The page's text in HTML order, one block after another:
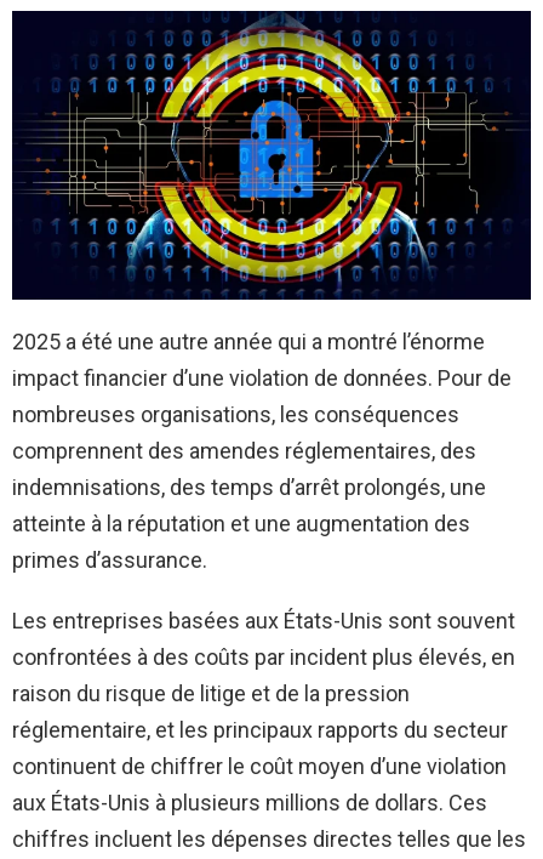
2025 a été une autre année qui a montré l’énorme
impact financier d’une violation de données. Pour de
nombreuses organisations, les conséquences
comprennent des amendes réglementaires, des
indemnisations, des temps d’arrêt prolongés, une
atteinte à la réputation et une augmentation des
primes d’assurance.
Les entreprises basées aux États-Unis sont souvent
confrontées à des coûts par incident plus élevés, en
raison du risque de litige et de la pression
réglementaire, et les principaux rapports du secteur
continuent de chiffrer le coût moyen d’une violation
aux États-Unis à plusieurs millions de dollars. Ces
chiffres incluent les dépenses directes telles que les